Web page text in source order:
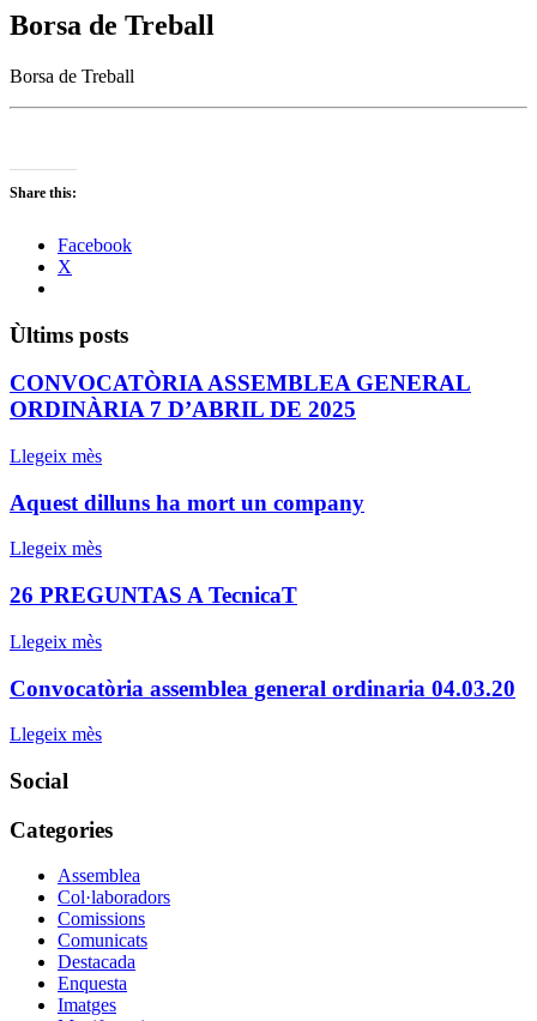
Borsa de Treball
Borsa de Treball
Share this:
Facebook
X
Ùltims posts
CONVOCATÒRIA ASSEMBLEA GENERAL
ORDINÀRIA 7 D’ABRIL DE 2025
Llegeix mès
Aquest dilluns ha mort un company
Llegeix mès
26 PREGUNTAS A TecnicaT
Llegeix mès
Convocatòria assemblea general ordinaria 04.03.20
Llegeix mès
Social
Categories
Assemblea
Col·laboradors
Comissions
Comunicats
Destacada
Enquesta
Imatges